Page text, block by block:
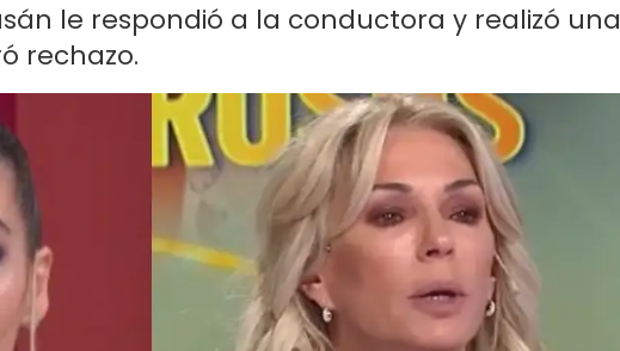
le respondió a la conductora y realizó una
rechazo.